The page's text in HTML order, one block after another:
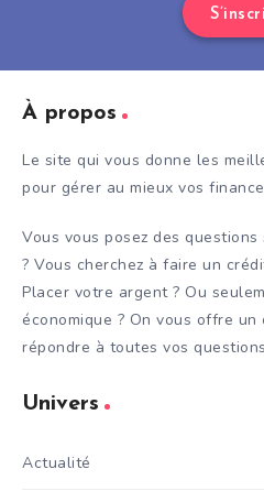
À propos
Le site qui vous donne les
pour gérer au mieux vos
Vous vous posez des
? Vous cherchez à faire un
Placer votre argent ? Ou
économique ? On vous offre
répondre à toutes vos
Univers
Actualité